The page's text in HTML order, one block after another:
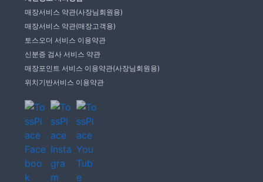
매장서비스 약관(사장님회원용)
매장서비스 약관(매장고객용)
토스오더 서비스 이용약관
신분증 검사 서비스 약관
매장포인트 서비스 이용약관(사장님회원용)
위치기반서비스 이용약관